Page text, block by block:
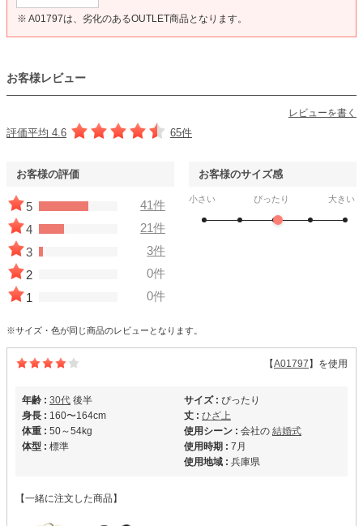
※ A01797は、劣化のあるOUTLET商品となります。
お客様レビュー
レビューを書く
評価平均 4.6 65件
お客様の評価
5
41件
4
21件
3
3件
2
0件
1
0件
お客様のサイズ感
小さい ぴったり 大きい
※サイズ・色が同じ商品のレビューとなります。
【A01797 】を使用
年齢 : 30代 後半
身長 : 160〜164cm
体重 : 50～54kg
体型 : 標準
サイズ : ぴったり
丈 : ひざ上
使用シーン : 会社の 結婚式
使用時期 : 7月
使用地域 : 兵庫県
【一緒に注文した商品】